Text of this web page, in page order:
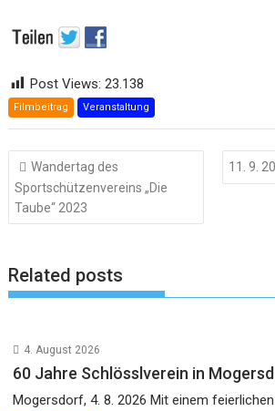
Post Views: 23.138
Filmbeitrag Veranstaltung
Beitragsnavigation
Wandertag des
Sportschützenvereins „Die
Taube“ 2023
11. 9.
Related posts
4. August 2026
60 Jahre Schlösslverein in
Mogersdorf, 4. 8. 2026 Mit einem